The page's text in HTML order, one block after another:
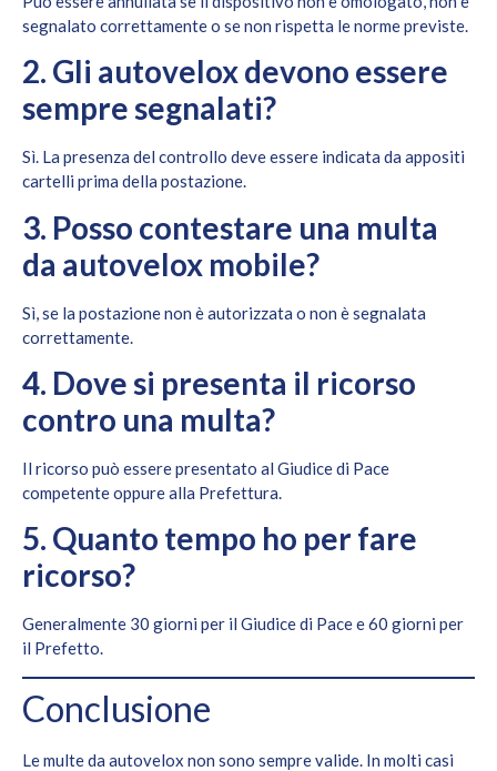
segnalato correttamente o se non rispetta le norme previste.
2. Gli autovelox devono essere
sempre segnalati?
Sì. La presenza del controllo deve essere indicata da appositi
cartelli prima della postazione.
3. Posso contestare una multa
da autovelox mobile?
Sì, se la postazione non è autorizzata o non è segnalata
correttamente.
4. Dove si presenta il ricorso
contro una multa?
Il ricorso può essere presentato al Giudice di Pace
competente oppure alla Prefettura.
5. Quanto tempo ho per fare
ricorso?
Generalmente 30 giorni per il Giudice di Pace e 60 giorni per
il Prefetto.
Conclusione
Le multe da autovelox non sono sempre valide. In molti casi